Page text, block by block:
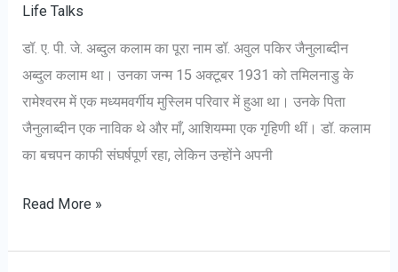
in
Life Talks
डॉ. ए. पी. जे. अब्दुल कलाम का पूरा नाम डॉ. अवुल पकिर जैनुलाब्दीन
अब्दुल कलाम था। उनका जन्म 15 अक्टूबर 1931 को तमिलनाडु के
रामेश्वरम में एक मध्यमवर्गीय मुस्लिम परिवार में हुआ था। उनके पिता
जैनुलाब्दीन एक नाविक थे और माँ, आशियम्मा एक गृहिणी थीं। डॉ. कलाम
का बचपन काफी संघर्षपूर्ण रहा, लेकिन उन्होंने अपनी
डॉ.
पी.
Read More »